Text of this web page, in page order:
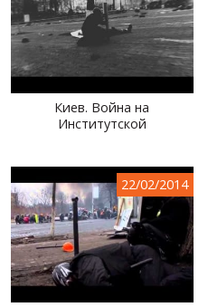
Киев. Война на
Институтской
22/02/2014